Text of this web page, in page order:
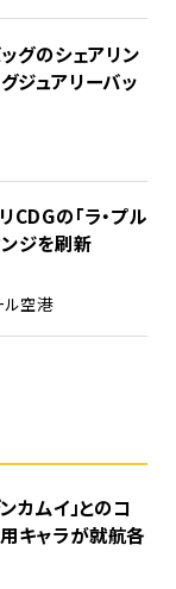
グのシェアリン
ジュアリーバッ
CDGの「ラ・プル
ジを刷新
ル空港
カムイ」とのコ
キャラが就航各